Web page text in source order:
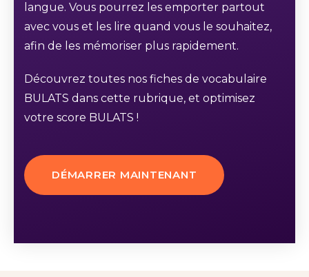
langue. Vous pourrez les emporter partout
avec vous et les lire quand vous le souhaitez,
afin de les mémoriser plus rapidement.
Découvrez toutes nos fiches de vocabulaire
BULATS dans cette rubrique, et optimisez
votre score BULATS !
DÉMARRER MAINTENANT